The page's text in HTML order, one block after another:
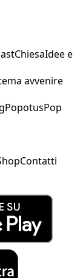
ChiesaIdee e
avvenire
PopotusPop
Contatti